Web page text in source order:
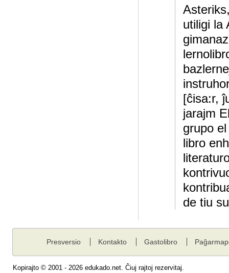
utiligi la
[ĉisa:r,
jarajm
grupo
libro
de tiu
Presversio Kontakto Gastolibro
Kopirajto © 2001 - 2026 edukado.net. Ĉiuj rajtoj rezervitaj.